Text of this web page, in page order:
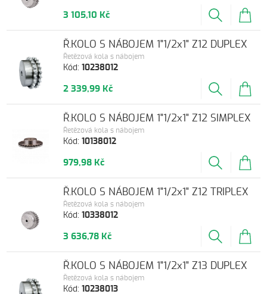
3 105,10 Kč
Kód:10238012
Řetězová kola s nábojem
Ř.KOLO S NÁBOJEM 1"1/2x1" Z12 DUPLEX
2 339,99 Kč
Kód:10138012
Řetězová kola s nábojem
Ř.KOLO S NÁBOJEM 1"1/2x1" Z12 SIMPLEX
979,98 Kč
Kód:10338012
Řetězová kola s nábojem
Ř.KOLO S NÁBOJEM 1"1/2x1" Z12 TRIPLEX
3 636,78 Kč
Kód:10238013
Řetězová kola s nábojem
Ř.KOLO S NÁBOJEM 1"1/2x1" Z13 DUPLEX